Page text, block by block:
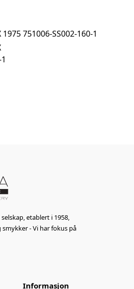
1975 751006-SS002-160-1
etablert i 1958,
- Vi har fokus på
Informasjon